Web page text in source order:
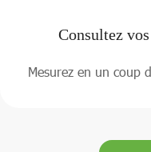
Consultez
Mesurez en un coup